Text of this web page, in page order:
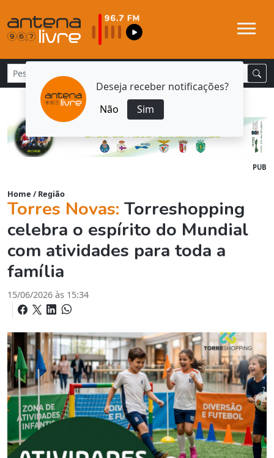
Deseja receber notificações?
Não
Sim
PUB
Home / Região
Torres Novas: Torreshopping
celebra o espírito do Mundial
com atividades para toda a
família
15/06/2026 às 15:34